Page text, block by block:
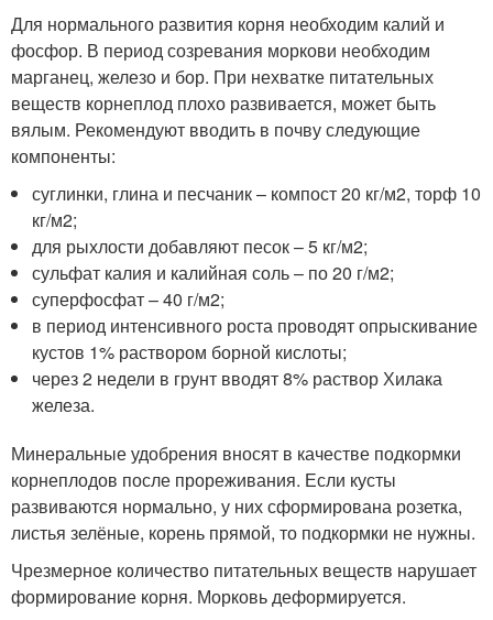
Для нормального развития корня необходим калий и
фосфор. В период созревания моркови необходим
марганец, железо и бор. При нехватке питательных
веществ корнеплод плохо развивается, может быть
вялым. Рекомендуют вводить в почву следующие
компоненты:
суглинки, глина и песчаник – компост 20 кг/м2, торф 10
кг/м2;
для рыхлости добавляют песок – 5 кг/м2;
сульфат калия и калийная соль – по 20 г/м2;
суперфосфат – 40 г/м2;
в период интенсивного роста проводят опрыскивание
кустов 1% раствором борной кислоты;
через 2 недели в грунт вводят 8% раствор Хилака
железа.
Минеральные удобрения вносят в качестве подкормки
корнеплодов после прореживания. Если кусты
развиваются нормально, у них сформирована розетка,
листья зелёные, корень прямой, то подкормки не нужны.
Чрезмерное количество питательных веществ нарушает
формирование корня. Морковь деформируется.